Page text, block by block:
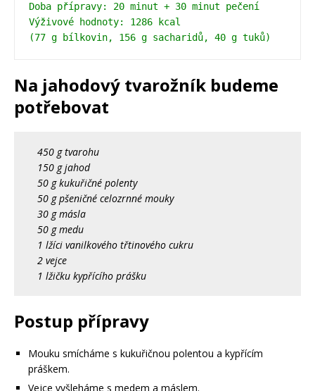
Doba přípravy: 20 minut + 30 minut pečení
Výživové hodnoty: 1286 kcal
(77 g bílkovin, 156 g sacharidů, 40 g tuků)
Na jahodový tvarožník budeme
potřebovat
450 g tvarohu
150 g jahod
50 g kukuřičné polenty
50 g pšeničné celozrnné mouky
30 g másla
50 g medu
1 lžíci vanilkového třtinového cukru
2 vejce
1 lžičku kypřícího prášku
Postup přípravy
Mouku smícháme s kukuřičnou polentou a kypřícím
práškem.
Vejce vyšleháme s medem a máslem.